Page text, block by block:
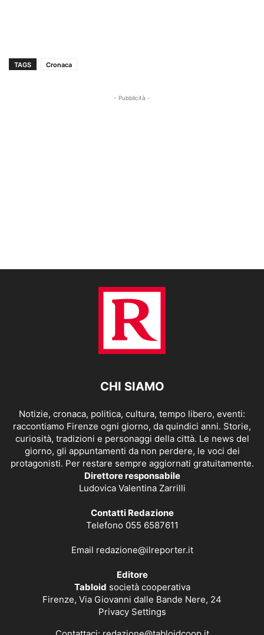
TAGS Cronaca
- Pubblicità -
CHI SIAMO
Notizie, cronaca, politica, cultura, tempo libero, eventi:
raccontiamo Firenze ogni giorno, da quindici anni. Storie,
curiosità, tradizioni e personaggi della città. Le news del
giorno, gli appuntamenti da non perdere, le voci dei
protagonisti. Per restare sempre aggiornati gratuitamente.
Direttore responsabile
Ludovica Valentina Zarrilli
Contatti Redazione
Telefono 055 6587611
Email redazione@ilreporter.it
Editore
Tabloid società cooperativa
Firenze, Via Giovanni dalle Bande Nere, 24
Privacy Settings